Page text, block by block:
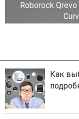
Roborock
Как